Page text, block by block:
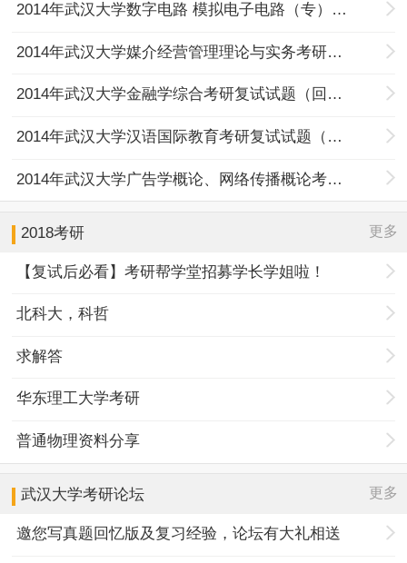
2014年武汉大学数字电路 模拟电子电路（专）考研复试试题（回忆版）
2014年武汉大学媒介经营管理理论与实务考研复试试题（回忆版）
2014年武汉大学金融学综合考研复试试题（回忆版）
2014年武汉大学汉语国际教育考研复试试题（回忆版）
2014年武汉大学广告学概论、网络传播概论考研复试试题（回忆版）
2018考研 更多
【复试后必看】考研帮学堂招募学长学姐啦！
北科大，科哲
求解答
华东理工大学考研
普通物理资料分享
武汉大学考研论坛 更多
邀您写真题回忆版及复习经验，论坛有大礼相送